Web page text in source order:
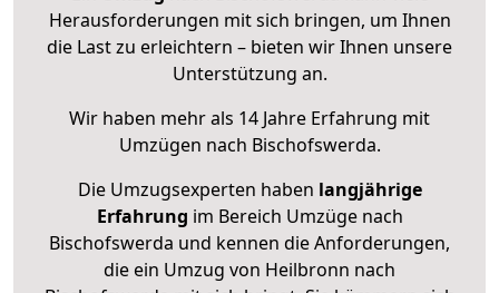
Herausforderungen mit sich bringen, um Ihnen
die Last zu erleichtern – bieten wir Ihnen unsere
Unterstützung an.
Wir haben mehr als 14 Jahre Erfahrung mit
Umzügen nach Bischofswerda.
Die Umzugsexperten haben langjährige
Erfahrung im Bereich Umzüge nach
Bischofswerda und kennen die Anforderungen,
die ein Umzug von Heilbronn nach